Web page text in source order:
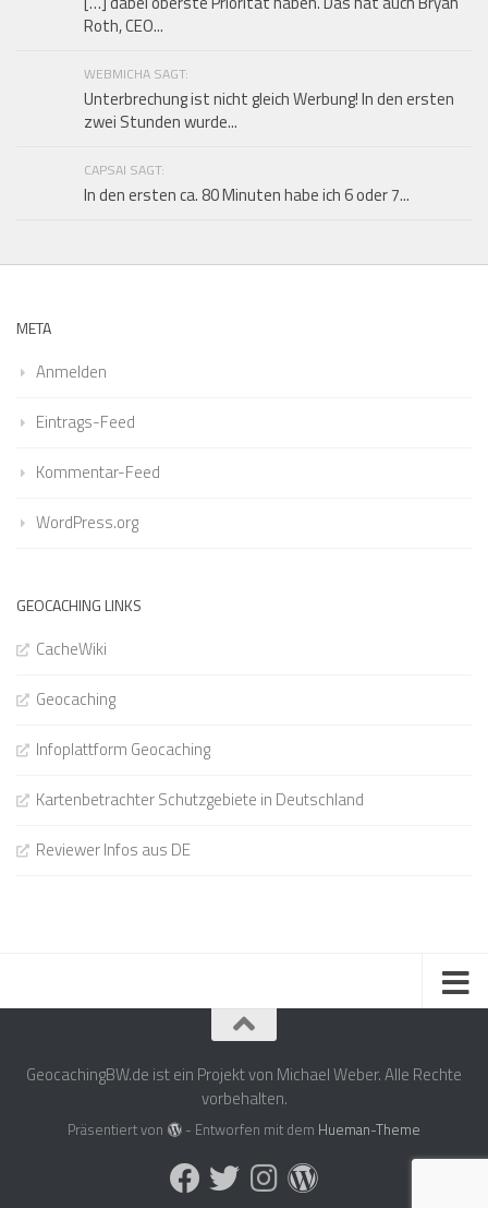
Roth, CEO...
WEBMICHA SAGT:
Unterbrechung ist nicht gleich Werbung! In den ersten
zwei Stunden wurde...
CAPSAI SAGT:
In den ersten ca. 80 Minuten habe ich 6 oder 7...
META
Anmelden
Eintrags-Feed
Kommentar-Feed
WordPress.org
GEOCACHING LINKS
CacheWiki
Geocaching
Infoplattform Geocaching
Kartenbetrachter Schutzgebiete in Deutschland
Reviewer Infos aus DE
GeocachingBW.de ist ein Projekt von Michael Weber. Alle Rechte
vorbehalten.
Präsentiert von - Entworfen mit dem Hueman-Theme